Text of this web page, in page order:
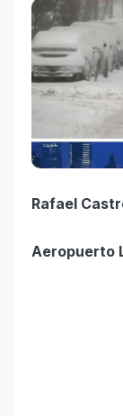
Rafael
Aeropuerto